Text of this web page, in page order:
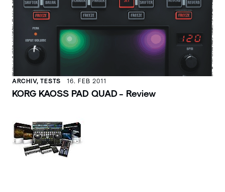
ARCHIV, TESTS 16. FEB 2011
KORG KAOSS PAD QUAD - Review